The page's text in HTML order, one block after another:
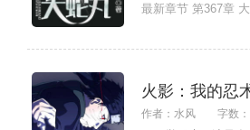
最新章节 第367章
火影：我的忍
作者：水风 字数